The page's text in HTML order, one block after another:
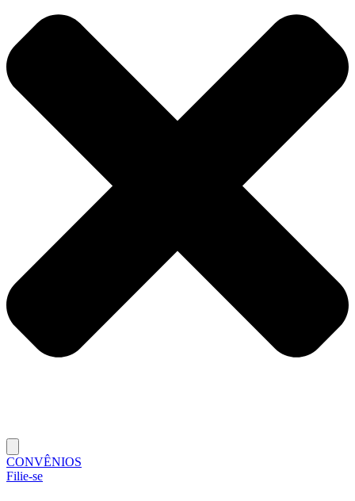
CONVÊNIOS
Filie-se